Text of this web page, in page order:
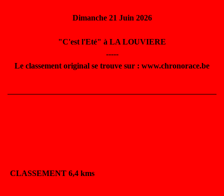
Dimanche 21 Juin 2026
"C'est l'Eté" à LA LOUVIERE
-----
Le classement original se trouve sur : www.chronorace.be
CLASSEMENT 6,4 kms